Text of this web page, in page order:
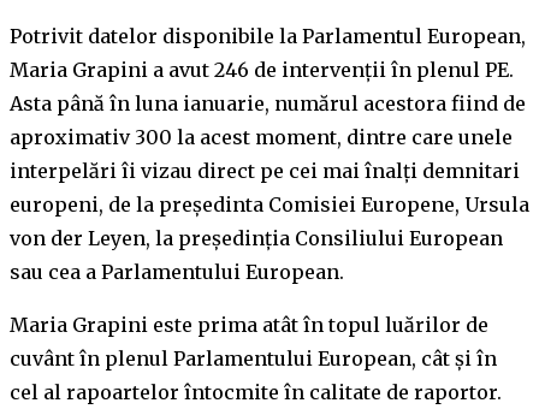
Potrivit datelor disponibile la Parlamentul European,
Maria Grapini a avut 246 de intervenții în plenul PE.
Asta până în luna ianuarie, numărul acestora fiind de
aproximativ 300 la acest moment, dintre care unele
interpelări îi vizau direct pe cei mai înalți demnitari
europeni, de la președinta Comisiei Europene, Ursula
von der Leyen, la președinția Consiliului European
sau cea a Parlamentului European.
Maria Grapini este prima atât în topul luărilor de
cuvânt în plenul Parlamentului European, cât și în
cel al rapoartelor întocmite în calitate de raportor.